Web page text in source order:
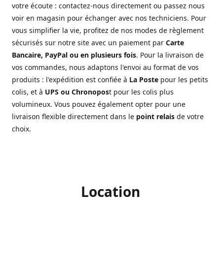
votre écoute : contactez-nous directement ou passez nous
voir en magasin pour échanger avec nos techniciens. Pour
vous simplifier la vie, profitez de nos modes de règlement
sécurisés sur notre site avec un paiement par Carte
Bancaire, PayPal ou en plusieurs fois. Pour la livraison de
vos commandes, nous adaptons l'envoi au format de vos
produits : l'expédition est confiée à La Poste pour les petits
colis, et à UPS ou Chronopost pour les colis plus
volumineux. Vous pouvez également opter pour une
livraison flexible directement dans le point relais de votre
choix.
Location